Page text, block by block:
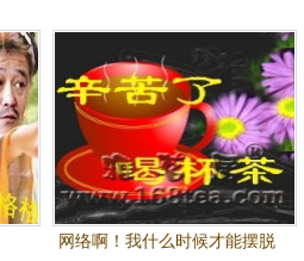
网络啊！我什么时候才能摆脱